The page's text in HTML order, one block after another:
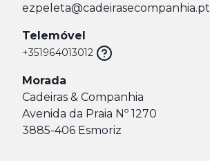
ezpeleta@cadeirasecompanhia.pt
Telemóvel
+351964013012
Morada
Cadeiras & Companhia
Avenida da Praia Nº 1270
3885-406 Esmoriz